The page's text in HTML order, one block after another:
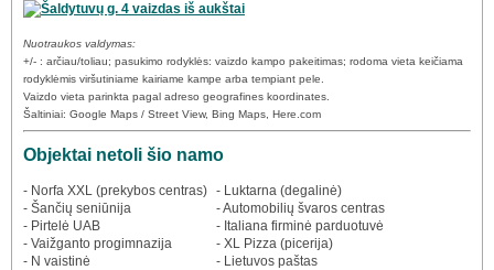
Nuotraukos valdymas:
+/- : arčiau/toliau; pasukimo rodyklės: vaizdo kampo pakeitimas; rodoma vieta keičiama
rodyklėmis viršutiniame kairiame kampe arba tempiant pele.
Vaizdo vieta parinkta pagal adreso geografines koordinates.
Šaltiniai: Google Maps / Street View, Bing Maps, Here.com
Objektai netoli šio namo
- Norfa XXL (prekybos centras)
- Šančių seniūnija
- Pirtelė UAB
- Vaižganto progimnazija
- N vaistinė
- Luktarna (degalinė)
- Automobilių švaros centras
- Italiana firminė parduotuvė
- XL Pizza (picerija)
- Lietuvos paštas